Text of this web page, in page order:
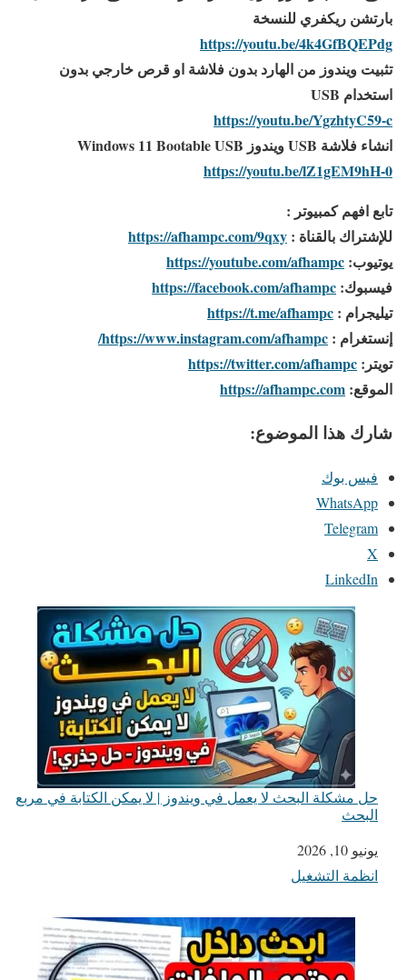
بارتشن ريكفري للنسخة
https://youtu.be/4k4GfBQEPdg
تثبيت ويندوز من الهارد بدون فلاشة او قرص خارجي بدون
استخدام USB
https://youtu.be/YgzhtyC59-c
انشاء فلاشة USB ويندوز Windows 11 Bootable USB
https://youtu.be/lZ1gEM9hH-0
تابع افهم كمبيوتر :
للإشتراك بالقناة : https://afhampc.com/9qxy
يوتيوب: https://youtube.com/afhampc
فيسبوك: https://facebook.com/afhampc
تيليجرام : https://t.me/afhampc
إنستغرام : https://www.instagram.com/afhampc/
تويتر: https://twitter.com/afhampc
الموقع: https://afhampc.com
شارك هذا الموضوع:
فيس بوك
WhatsApp
Telegram
X
LinkedIn
حل مشكلة البحث لا يعمل في ويندوز | لا يمكن الكتابة في مربع
البحث
التاريخ
يونيو 10, 2026
في ما يتعلق بما يأتي
انظمة التشغيل